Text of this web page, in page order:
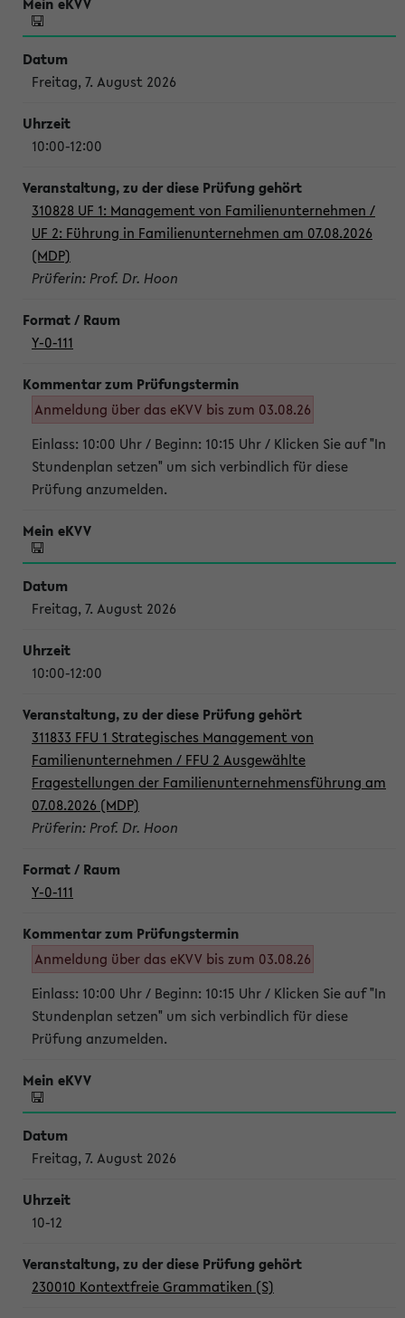
Freitag, 7. August 2026
10:00-12:00
310828 UF 1: Management von Familienunternehmen /
UF 2: Führung in Familienunternehmen am 07.08.2026
(MDP)
Prüferin: Prof. Dr. Hoon
Y-0-111
Anmeldung über das eKVV bis zum 03.08.26
Einlass: 10:00 Uhr / Beginn: 10:15 Uhr / Klicken Sie auf "In
Stundenplan setzen" um sich verbindlich für diese
Prüfung anzumelden.
Freitag, 7. August 2026
10:00-12:00
311833 FFU 1 Strategisches Management von
Familienunternehmen / FFU 2 Ausgewählte
Fragestellungen der Familienunternehmensführung am
07.08.2026 (MDP)
Prüferin: Prof. Dr. Hoon
Y-0-111
Anmeldung über das eKVV bis zum 03.08.26
Einlass: 10:00 Uhr / Beginn: 10:15 Uhr / Klicken Sie auf "In
Stundenplan setzen" um sich verbindlich für diese
Prüfung anzumelden.
Freitag, 7. August 2026
10-12
230010 Kontextfreie Grammatiken (S)